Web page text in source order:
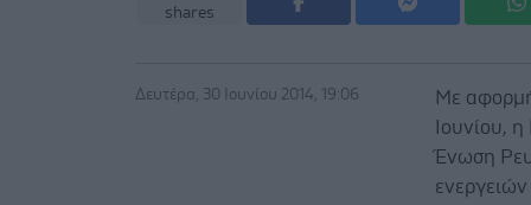
shares
Δευτέρα, 30 Ιουνίου 2014, 19:06
Με
Ιουνίου,
Ένωση